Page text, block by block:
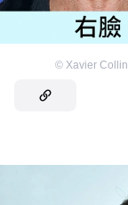
© Xavier